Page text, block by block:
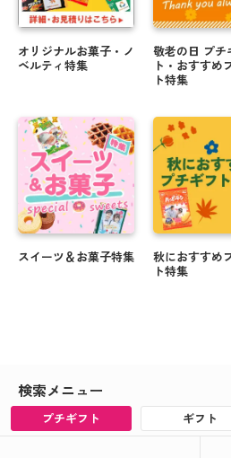
オリジナルお菓子・ノ
ベルティ特集
スイーツ＆お菓子特集
敬老の日 プチ
ト・おすすめ
ト特集
秋におすすめ
ト特集
検索メニュー
プチギフト ギフト